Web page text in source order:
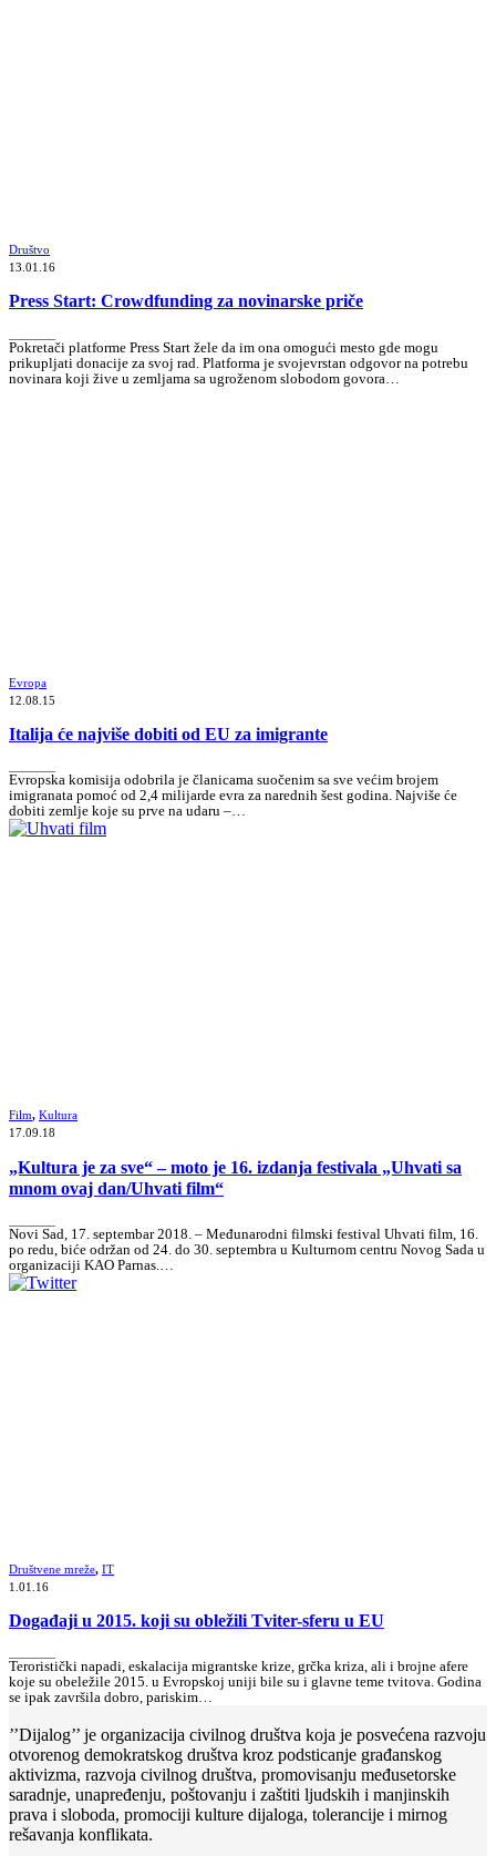
Društvo
13.01.16
Press Start: Crowdfunding za novinarske priče
Pokretači platforme Press Start žele da im ona omogući mesto gde mogu
prikupljati donacije za svoj rad. Platforma je svojevrstan odgovor na potrebu
novinara koji žive u zemljama sa ugroženom slobodom govora…
Evropa
12.08.15
Italija će najviše dobiti od EU za imigrante
Evropska komisija odobrila je članicama suočenim sa sve većim brojem
imigranata pomoć od 2,4 milijarde evra za narednih šest godina. Najviše će
dobiti zemlje koje su prve na udaru –…
Film, Kultura
17.09.18
„Kultura je za sve“ – moto je 16. izdanja festivala „Uhvati sa
mnom ovaj dan/Uhvati film“
Novi Sad, 17. septembar 2018. – Međunarodni filmski festival Uhvati film, 16.
po redu, biće održan od 24. do 30. septembra u Kulturnom centru Novog Sada u
organizaciji KAO Parnas.…
Društvene mreže, IT
1.01.16
Događaji u 2015. koji su obležili Tviter-sferu u EU
Teroristički napadi, eskalacija migrantske krize, grčka kriza, ali i brojne afere
koje su obeležile 2015. u Evropskoj uniji bile su i glavne teme tvitova. Godina
se ipak završila dobro, pariskim…
’’Dijalog’’ je organizacija civilnog društva koja je posvećena razvoju
otvorenog demokratskog društva kroz podsticanje građanskog
aktivizma, razvoja civilnog društva, promovisanju međusetorske
saradnje, unapređenju, poštovanju i zaštiti ljudskih i manjinskih
prava i sloboda, promociji kulture dijaloga, tolerancije i mirnog
rešavanja konflikata.